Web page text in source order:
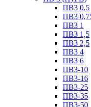
ПВ3 0,5
ПВ3
ПВ3 1
ПВ3 1,5
ПВ3 2,5
ПВ3 4
ПВ3 6
ПВ3-10
ПВ3-16
ПВ3-25
ПВ3-35
ПВ3-50